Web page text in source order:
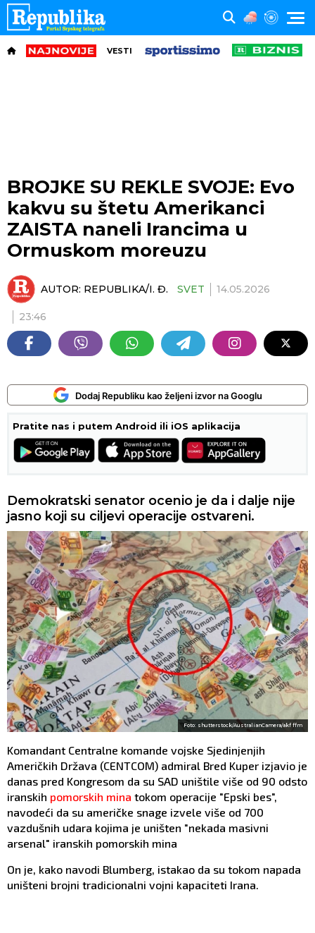
VESTI
BROJKE SU REKLE SVOJE: Evo
kakvu su štetu Amerikanci
ZAISTA naneli Irancima u
Ormuskom moreuzu
AUTOR: REPUBLIKA/I. Đ. SVET 14.05.2026
23:46
Dodaj Republiku kao željeni izvor na Googlu
Pratite nas i putem Android ili iOS aplikacija
Demokratski senator ocenio je da i dalje nije
jasno koji su ciljevi operacije ostvareni.
Foto: shutterstock/AustralianCamera/akf ffm
Komandant Centralne komande vojske Sjedinjenjih
Američkih Država (CENTCOM) admiral Bred Kuper izjavio je
danas pred Kongresom da su SAD uništile više od 90 odsto
iranskih pomorskih mina tokom operacije "Epski bes",
navodeći da su američke snage izvele više od 700
vazdušnih udara kojima je uništen "nekada masivni
arsenal" iranskih pomorskih mina
On je, kako navodi Blumberg, istakao da su tokom napada
uništeni brojni tradicionalni vojni kapaciteti Irana.